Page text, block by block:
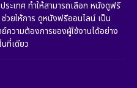
(11)
(2)
ะเทศ ทำให้สามารถเลือก หนังดูฟรี
วยให้การ ดูหนังฟรีออนไลน์ เป็น
ความต้องการของผู้ใช้งานได้อย่าง
ที่เดียว